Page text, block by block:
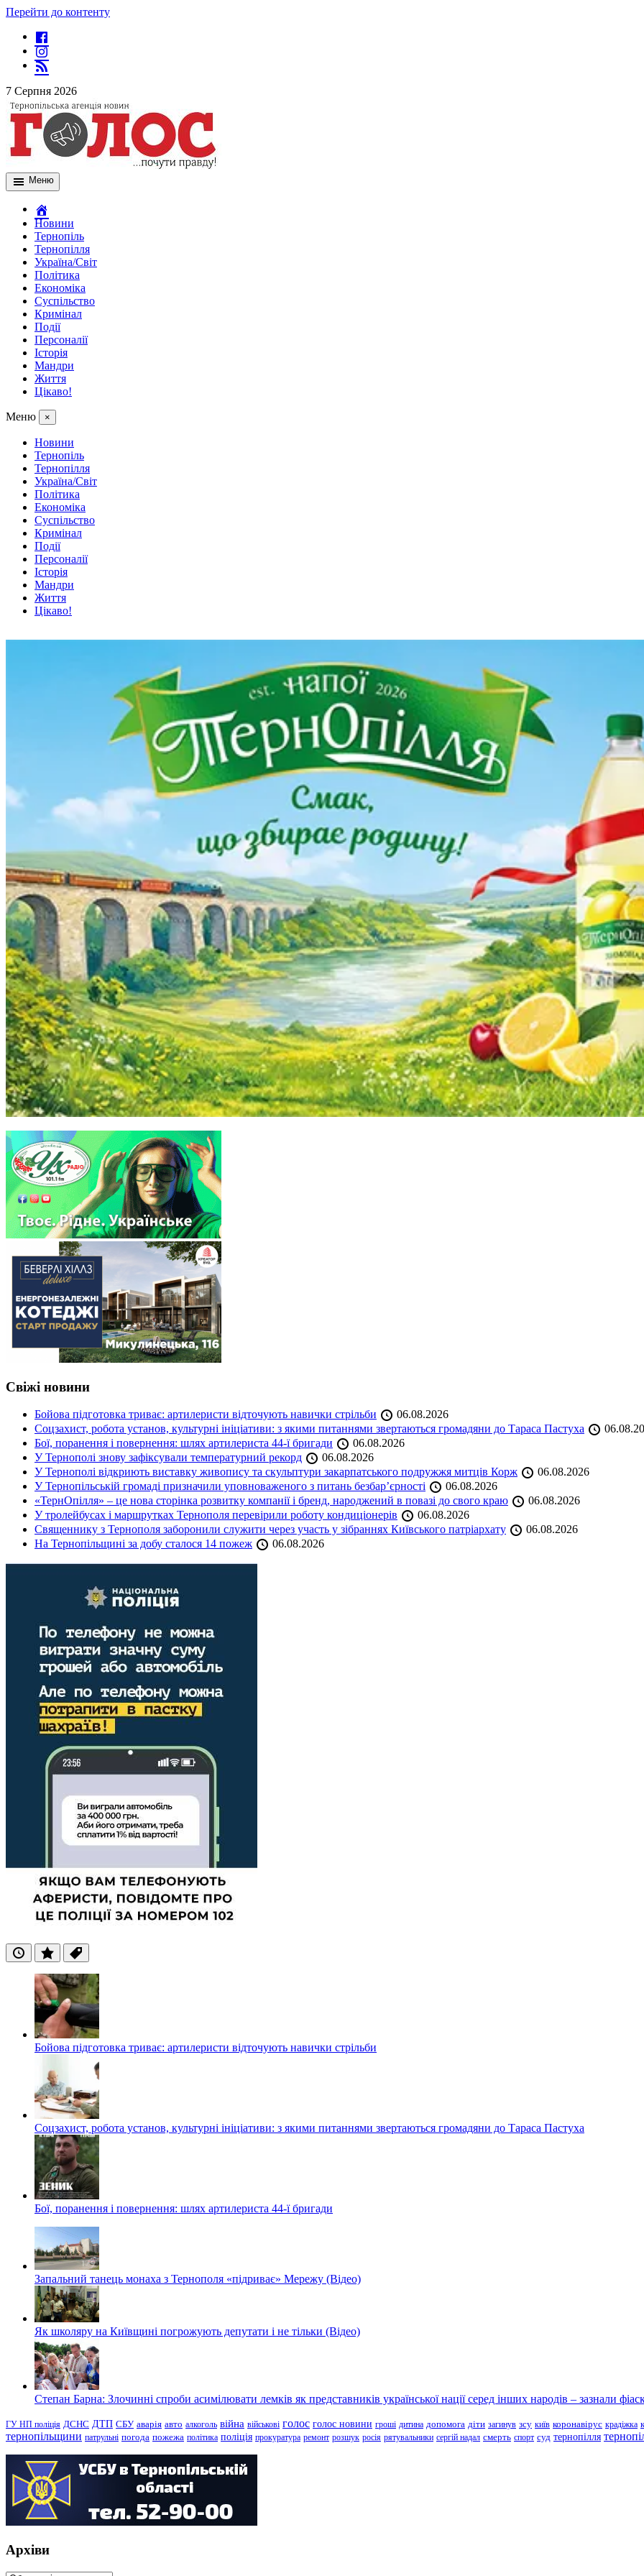
Перейти до контенту
7 Серпня 2026
Меню
Новини
Тернопіль
Тернопілля
Україна/Світ
Політика
Економіка
Суспільство
Кримінал
Події
Персоналії
Історія
Мандри
Життя
Цікаво!
Меню ×
Новини
Тернопіль
Тернопілля
Україна/Світ
Політика
Економіка
Суспільство
Кримінал
Події
Персоналії
Історія
Мандри
Життя
Цікаво!
Свіжі новини
Бойова підготовка триває: артилеристи відточують навички стрільби
06.08.2026
Соцзахист, робота установ, культурні ініціативи: з якими питаннями звертаються громадяни до Тараса Пастуха
Бої, поранення і повернення: шлях артилериста 44-ї бригади
06.08.2026
У Тернополі знову зафіксували температурний рекорд
06.08.2026
У Тернополі відкриють виставку живопису та скульптури закарпатського подружжя митців Корж
06.08.2026
У Тернопільській громаді призначили уповноваженого з питань безбар’єрності
06.08.2026
«ТернОпілля» – це нова сторінка розвитку компанії і бренд, народжений в повазі до свого краю
06.08.2026
У тролейбусах і маршрутках Тернополя перевірили роботу кондиціонерів
06.08.2026
Священнику з Тернополя заборонили служити через участь у зібраннях Київського патріархату
06.08.2026
На Тернопільщині за добу сталося 14 пожеж
06.08.2026
ОстанніПопулярні
Теги
Бойова підготовка триває: артилеристи відточують навички стрільби
Соцзахист, робота установ, культурні ініціативи: з якими питаннями звертаються громадяни до Тараса Пастуха
Бої, поранення і повернення: шлях артилериста 44-ї бригади
Запальний танець монаха з Тернополя «підриває» Мережу (Відео)
Як школяру на Київщині погрожують депутати і не тільки (Відео)
Степан Барна: Злочинні спроби асимілювати лемків як представників української нації серед інших народів – зазнали
ГУ НП поліція ДСНС ДТП СБУ аварія авто алкоголь війна військові голос голос новини гроші дитина допомога діти загинув зсу київ коронавірус крадіжка
тернопільщини патрульні погода пожежа політика поліція прокуратура ремонт розшук росія рятувальники сергій надал смерть спорт суд тернопілля
Архіви